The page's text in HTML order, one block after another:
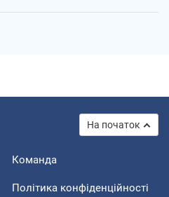
На початок
Команда
Політика конфіденційності